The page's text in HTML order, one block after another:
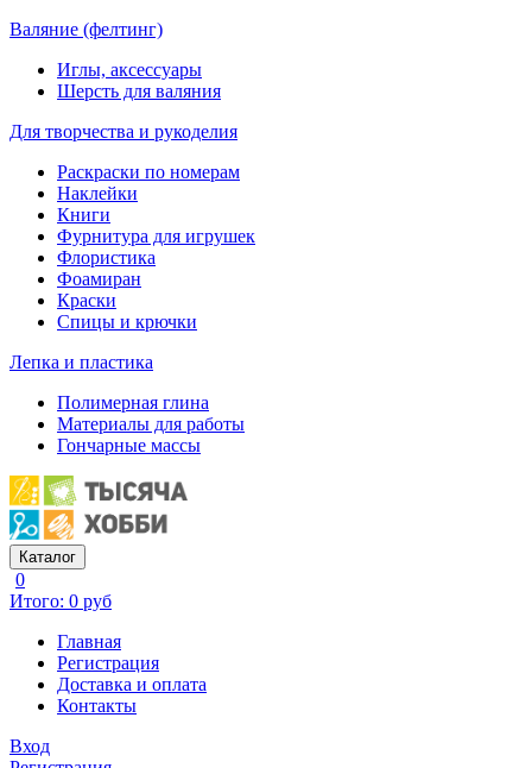
Валяние (фелтинг)
Иглы, аксессуары
Шерсть для валяния
Для творчества и рукоделия
Раскраски по номерам
Наклейки
Книги
Фурнитура для игрушек
Флористика
Фоамиран
Краски
Спицы и крючки
Лепка и пластика
Полимерная глина
Материалы для работы
Гончарные массы
Каталог
0
Итого: 0 руб
Главная
Регистрация
Доставка и оплата
Контакты
Вход